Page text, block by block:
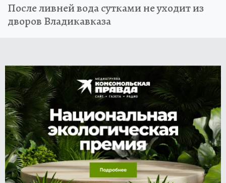
После ливней вода сутками не уходит из
дворов Владикавказа